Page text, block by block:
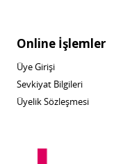
Online İşlemler
Üye Girişi
Sevkiyat Bilgileri
Üyelik Sözleşmesi